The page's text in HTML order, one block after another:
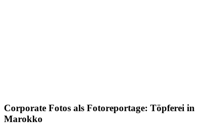
Corporate Fotos als Fotoreportage: Töpferei in
Marokko